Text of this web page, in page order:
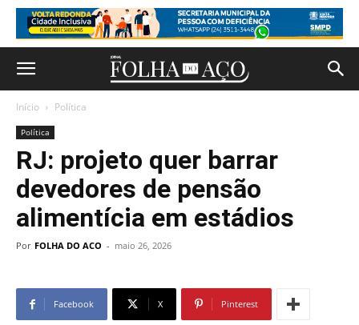
Início Política
Política
RJ: projeto quer barrar
devedores de pensão
alimentícia em estádios
Por FOLHA DO ACO - maio 26, 2026
Facebook X Pinterest